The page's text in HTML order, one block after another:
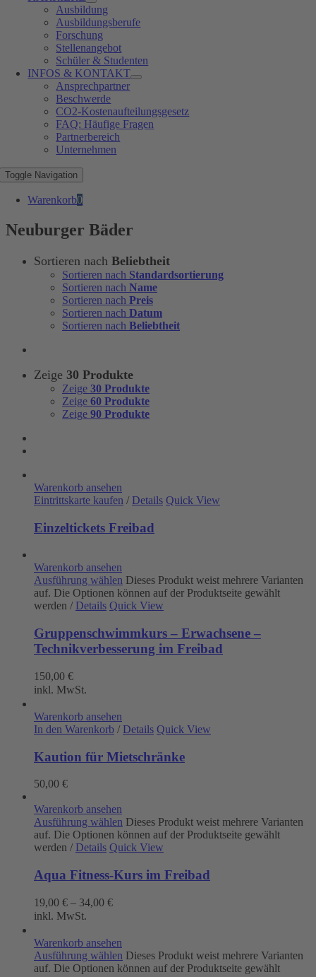
Ausbildung
Ausbildungsberufe
Forschung
Stellenangebot
Schüler & Studenten
INFOS & KONTAKT
Ansprechpartner
Beschwerde
CO2-Kostenaufteilungsgesetz
FAQ: Häufige Fragen
Partnerbereich
Unternehmen
Toggle Navigation
Warenkorb0
Neuburger Bäder
Sortieren nach Beliebtheit
Sortieren nach Standardsortierung
Sortieren nach Name
Sortieren nach Preis
Sortieren nach Datum
Sortieren nach Beliebtheit
Zeige 30 Produkte
Zeige 30 Produkte
Zeige 60 Produkte
Zeige 90 Produkte
Warenkorb ansehen
Eintrittskarte kaufen / Details Quick View
Einzeltickets Freibad
Warenkorb ansehen
Ausführung wählen Dieses Produkt weist mehrere Varianten
auf. Die Optionen können auf der Produktseite gewählt
werden / Details Quick View
Gruppenschwimmkurs – Erwachsene –
Technikverbesserung im Freibad
150,00 €
inkl. MwSt.
Warenkorb ansehen
In den Warenkorb / Details Quick View
Kaution für Mietschränke
50,00 €
Warenkorb ansehen
Ausführung wählen Dieses Produkt weist mehrere Varianten
auf. Die Optionen können auf der Produktseite gewählt
werden / Details Quick View
Aqua Fitness-Kurs im Freibad
19,00 € – 34,00 €
inkl. MwSt.
Warenkorb ansehen
Ausführung wählen Dieses Produkt weist mehrere Varianten
auf. Die Optionen können auf der Produktseite gewählt